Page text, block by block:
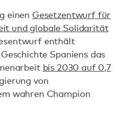
einen Gesetzentwurf für
und globale Solidarität
enthält
Spaniens das
bis 2030 auf 0,7
von
wahren Champion